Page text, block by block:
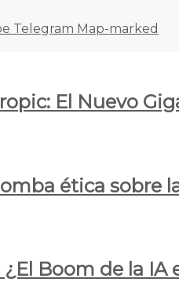
Telegram Map-marked
El Nuevo
ética sobre
Boom de la